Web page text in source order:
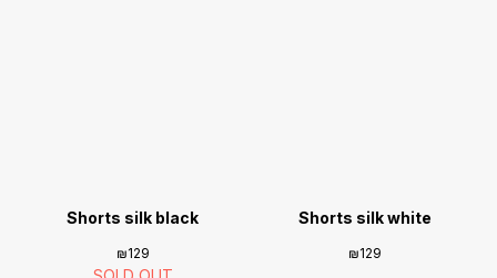
Shorts silk black
₪129
Shorts silk white
₪129